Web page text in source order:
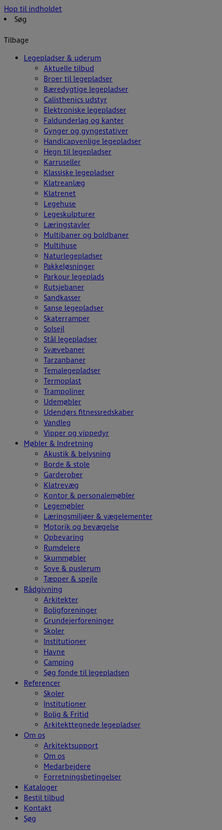
Hop til indholdet
Søg
Tilbage
Legepladser & uderum
Aktuelle tilbud
Broer til legepladser
Bæredygtige legepladser
Calisthenics udstyr
Elektroniske legepladser
Faldunderlag og kanter
Gynger og gyngestativer
Handicapvenlige legepladser
Hegn til legepladser
Karruseller
Klassiske legepladser
Klatreanlæg
Klatrenet
Legehuse
Legeskulpturer
Læringstavler
Multibaner og boldbaner
Multihuse
Naturlegepladser
Pakkeløsninger
Parkour legeplads
Rutsjebaner
Sandkasser
Sanse legepladser
Skaterramper
Solsejl
Stål legepladser
Svævebaner
Tarzanbaner
Temalegepladser
Termoplast
Trampoliner
Udemøbler
Udendørs fitnessredskaber
Vandleg
Vipper og vippedyr
Møbler & Indretning
Akustik & belysning
Borde & stole
Garderober
Klatrevæg
Kontor & personalemøbler
Legemøbler
Læringsmiljøer & vægelementer
Motorik og bevægelse
Opbevaring
Rumdelere
Skummøbler
Sove & puslerum
Tæpper & spejle
Rådgivning
Arkitekter
Boligforeninger
Grundejerforeninger
Skoler
Institutioner
Havne
Camping
Søg fonde til legepladsen
Referencer
Skoler
Institutioner
Bolig & Fritid
Arkitekttegnede legepladser
Om os
Arkitektsupport
Om os
Medarbejdere
Forretningsbetingelser
Kataloger
Bestil tilbud
Kontakt
Søg